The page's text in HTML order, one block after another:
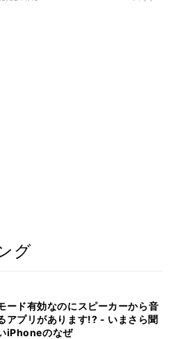
グ
ード有効なのにスピーカーから音
アプリがあります!? - いまさら聞
iPhoneのなぜ